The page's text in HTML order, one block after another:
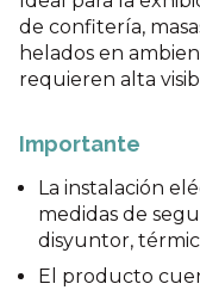
de confitería,
helados en
requieren alta
Importante
La instalación
medidas de
disyuntor,
El producto